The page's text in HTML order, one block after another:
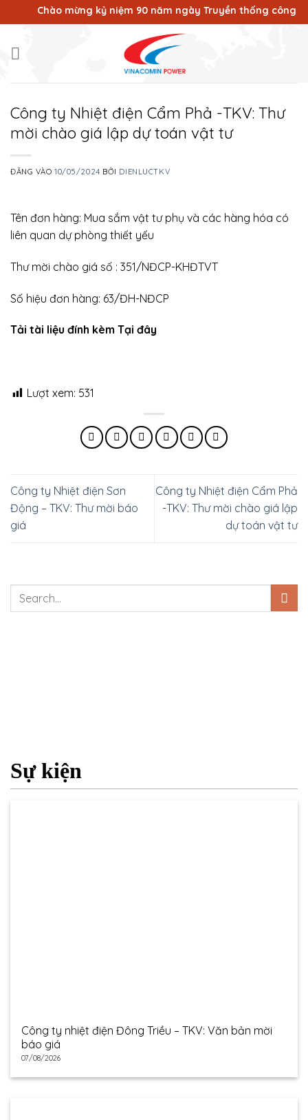
qua
dung
Chào mừng kỷ niệm 90 năm ngày Truyền thống công
Công ty Nhiệt điện Cẩm Phả -TKV: Thư
mời chào giá lập dự toán vật tư
ĐĂNG VÀO10/05/2024 BỞI DIENLUCTKV
Tên đơn hàng: Mua sắm vật tư phụ và các hàng hóa có
liên quan dự phòng thiết yếu
Thư mời chào giá số : 351/NĐCP-KHĐTVT
Số hiệu đơn hàng: 63/ĐH-NĐCP
Tải tài liệu đính kèm Tại đây
Lượt xem: 531
Công ty Nhiệt điện Sơn
Động – TKV: Thư mời báo
giá
Công ty Nhiệt điện Cẩm Phả
-TKV: Thư mời chào giá lập
dự toán vật tư
Sự kiện
Công ty nhiệt điện Đông Triều – TKV: Văn bản mời
báo giá
07/08/2026